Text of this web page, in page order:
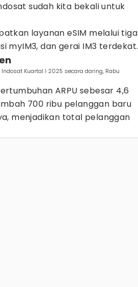
sudah kita bekali untuk
layanan eSIM melalui tiga
myIM3, dan gerai IM3 terdekat.
Kuartal I 2025 secara daring, Rabu
ARPU sebesar 4,6
700 ribu pelanggan baru
menjadikan total pelanggan